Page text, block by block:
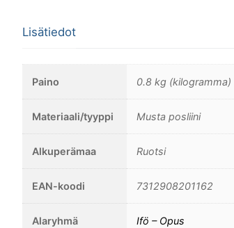
Lisätiedot
Paino 0.8 kg (kilogramma)
Materiaali/tyyppi Musta posliini
Alkuperämaa Ruotsi
EAN-koodi 7312908201162
Alaryhmä Ifö – Opus